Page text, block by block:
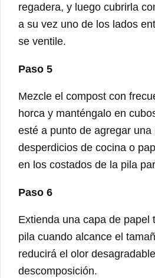
regadera, y luego cubrirla
a su vez uno de los lados
se ventile.
Paso 5
Mezcle el compost con
horca y manténgalo en
esté a punto de agregar
desperdicios de cocina o
en los costados de la pila
Paso 6
Extienda una capa de papel
pila cuando alcance el
reducirá el olor
descomposición.